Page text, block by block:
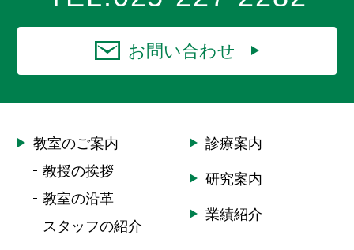
お問い合わせ
教室のご案内
教授の挨拶
教室の沿革
スタッフの紹介
診療案内
研究案内
業績紹介